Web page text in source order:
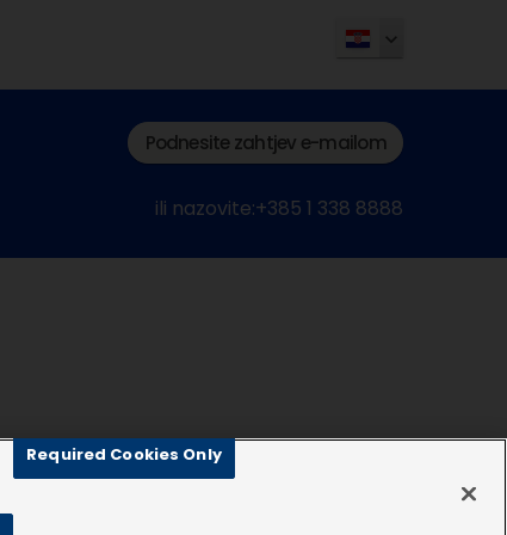
Podnesite zahtjev e-mailom
ili nazovite:+385 1 338 8888
Required Cookies Only